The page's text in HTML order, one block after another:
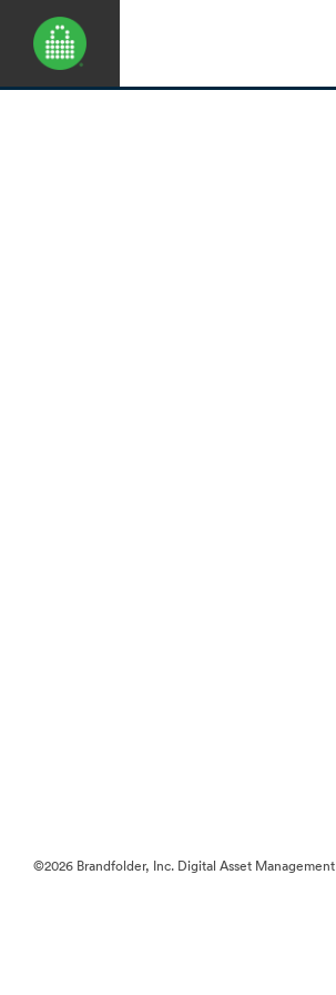
©2026 Brandfolder, Inc. Digital Asset Management